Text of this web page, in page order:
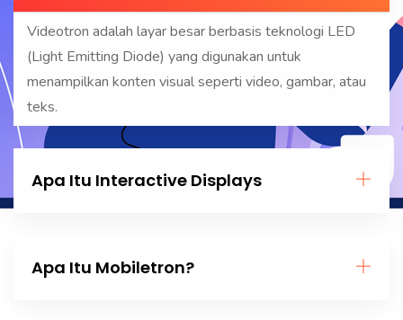
Videotron adalah layar besar berbasis teknologi LED
(Light Emitting Diode) yang digunakan untuk
menampilkan konten visual seperti video, gambar, atau
teks.
Apa Itu Interactive Displays
Apa Itu Mobiletron?